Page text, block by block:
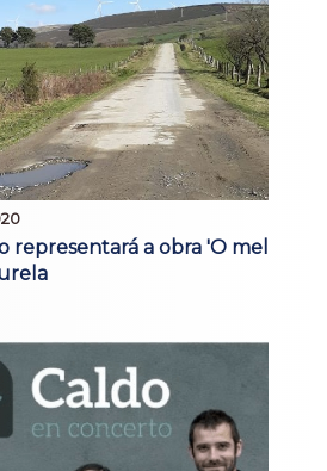
representará a obra 'O mel